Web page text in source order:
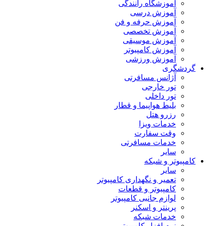
آموزشگاه رانندگی
آموزش درسی
آموزش حرفه و فن
آموزش تخصصی
آموزش موسیقی
آموزش کامپیوتر
آموزش ورزشی
گردشگری
آژانس مسافرتی
تور خارجی
تور داخلی
بلیط هواپیما و قطار
رزرو هتل
خدمات ویزا
وقت سفارت
خدمات مسافرتی
سایر
کامپیوتر و شبکه
سایر
تعمیر و نگهداری کامپیوتر
کامپیوتر و قطعات
لوازم جانبی کامپیوتر
پرینتر و اسکنر
خدمات شبکه